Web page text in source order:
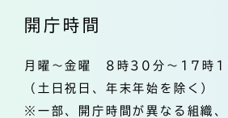
開庁時間
月曜～金曜 8時30分～17時
（土日祝日、年末年始を除く）
※一部、開庁時間が異なる組織、